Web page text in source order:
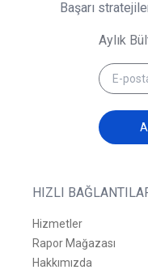
HIZLI
Hizmetler
Rapor Mağazası
Hakkımızda
Başarı
Aylık